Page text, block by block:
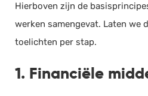
Hierboven zijn de
werken samengevat. Laten we
toelichten per stap.
1. Financiële